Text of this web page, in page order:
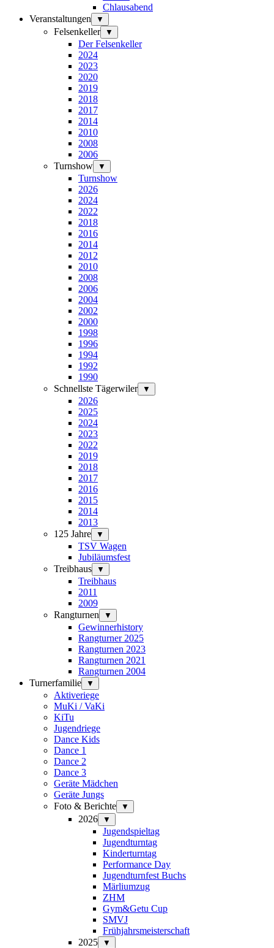
Chlausabend
Veranstaltungen
▼
Felsenkeller ▼
Der Felsenkeller
2024
2023
2020
2019
2018
2017
2014
2010
2008
2006
Turnshow
▼
Turnshow
2026
2024
2022
2018
2016
2014
2012
2010
2008
2006
2004
2002
2000
1998
1996
1994
1992
1990
Schnellste Tägerwiler
▼
2026
2025
2024
2023
2022
2019
2018
2017
2016
2015
2014
2013
125 Jahre
▼
TSV Wagen
Jubiläumsfest
Treibhaus
▼
Treibhaus
2011
2009
Rangturnen
▼
Gewinnerhistory
Rangturner 2025
Rangturnen 2023
Rangturnen 2021
Rangturnen 2004
Turnerfamilie
▼
Aktiveriege
MuKi / VaKi
KiTu
Jugendriege
Dance Kids
Dance 1
Dance 2
Dance 3
Geräte Mädchen
Geräte Jungs
Foto & Berichte
▼
2026 ▼
Jugendspieltag
Jugendturntag
Kinderturntag
Performance Day
Jugendturnfest Buchs
Märliumzug
ZHM
Gym&Getu Cup
SMVJ
Frühjahrsmeisterschaft
2025
▼